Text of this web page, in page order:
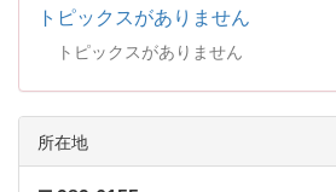
トピックスがありません
トピックスがありません
所在地